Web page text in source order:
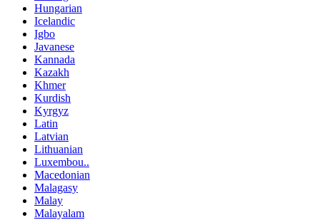
Hungarian
Icelandic
Igbo
Javanese
Kannada
Kazakh
Khmer
Kurdish
Kyrgyz
Latin
Latvian
Lithuanian
Luxembou..
Macedonian
Malagasy
Malay
Malayalam